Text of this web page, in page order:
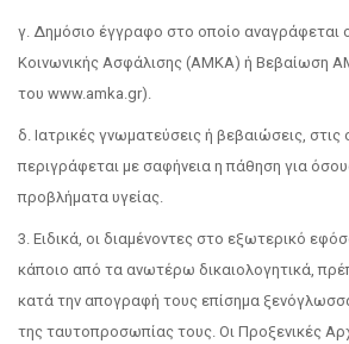
γ. Δημόσιο έγγραφο στο οποίο
Κοινωνικής Ασφάλισης (ΑΜΚΑ) ή Βεβαίωση
του www.amka.gr).
δ. Ιατρικές γνωματεύσεις ή βεβαιώσεις, στις
περιγράφεται με σαφήνεια η πάθηση για
προβλήματα υγείας.
3. Ειδικά, οι διαμένοντες στο εξωτερικό
κάποιο από τα ανωτέρω δικαιολογητικά,
κατά την απογραφή τους επίσημα
της ταυτοπροσωπίας τους. Οι Προξενικές